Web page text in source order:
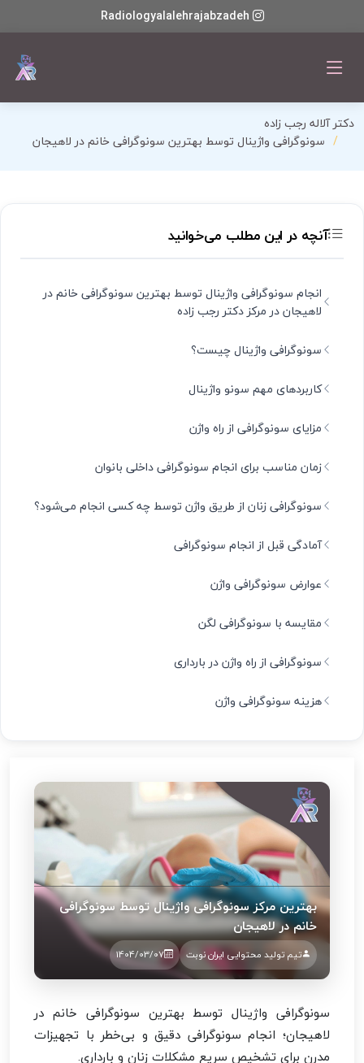
دکتر آلاله رجب زاده
سونوگرافی واژینال توسط بهترین سونوگرافی خانم در لاهیجان
بهترین مرکز سونوگرافی واژینال توسط سونوگرافی
خانم در لاهیجان
تیم تولید محتوایی ایران نوبت 1404/03/07
سونوگرافی واژینال توسط بهترین سونوگرافی خانم در
لاهیجان؛ انجام سونوگرافی دقیق و بی‌خطر با تجهیزات
مدرن برای تشخیص سریع مشکلات زنان و بارداری.
آنچه در این مطلب می‌خوانید
انجام سونوگرافی واژینال توسط بهترین سونوگرافی خانم در
لاهیجان در مرکز دکتر رجب زاده
سونوگرافی واژینال چیست؟
کاربردهای مهم سونو واژینال
مزایای سونوگرافی از راه واژن
زمان مناسب برای انجام سونوگرافی داخلی بانوان
سونوگرافی زنان از طریق واژن توسط چه کسی انجام می‌شود؟
آمادگی قبل از انجام سونوگرافی
عوارض سونوگرافی واژن
مقایسه با سونوگرافی لگن
سونوگرافی از راه واژن در بارداری
هزینه سونوگرافی واژن